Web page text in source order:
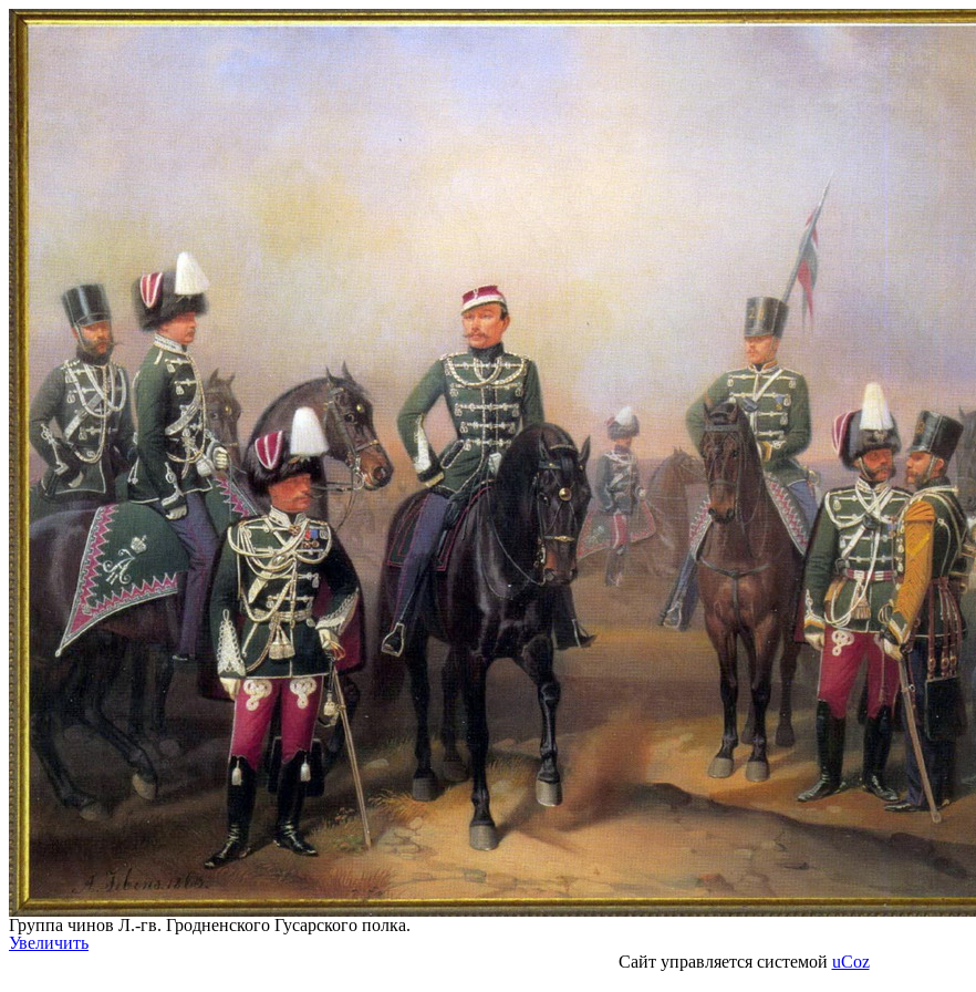
Группа чинов Л.-гв. Гродненского Гусарского полка.
Увеличить
Сайт управляется системой uCoz